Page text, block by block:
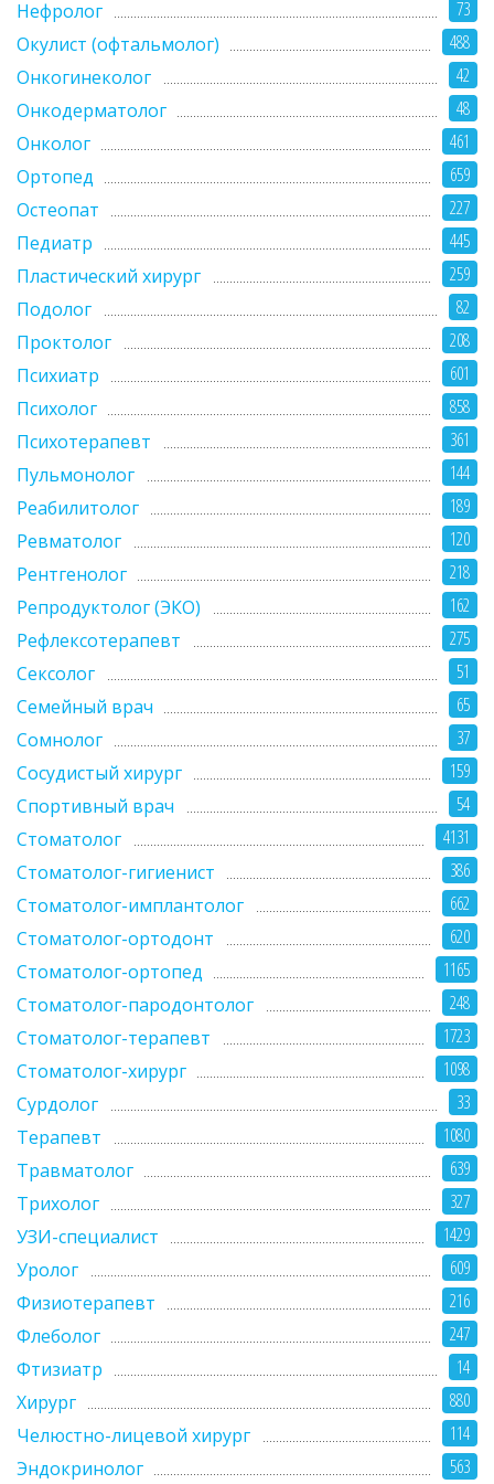
73
Нефролог
488
Окулист (офтальмолог)
42
Онкогинеколог
48
Онкодерматолог
461
Онколог
659
Ортопед
227
Остеопат
445
Педиатр
259
Пластический хирург
82
Подолог
208
Проктолог
601
Психиатр
858
Психолог
361
Психотерапевт
144
Пульмонолог
189
Реабилитолог
120
Ревматолог
218
Рентгенолог
162
Репродуктолог (ЭКО)
275
Рефлексотерапевт
51
Сексолог
65
Семейный врач
37
Сомнолог
159
Сосудистый хирург
54
Спортивный врач
4131
Стоматолог
386
Стоматолог-гигиенист
662
Стоматолог-имплантолог
620
Стоматолог-ортодонт
1165
Стоматолог-ортопед
248
Стоматолог-пародонтолог
1723
Стоматолог-терапевт
1098
Стоматолог-хирург
33
Сурдолог
1080
Терапевт
639
Травматолог
327
Трихолог
1429
УЗИ-специалист
609
Уролог
216
Физиотерапевт
247
Флеболог
14
Фтизиатр
880
Хирург
114
Челюстно-лицевой хирург
563
Эндокринолог